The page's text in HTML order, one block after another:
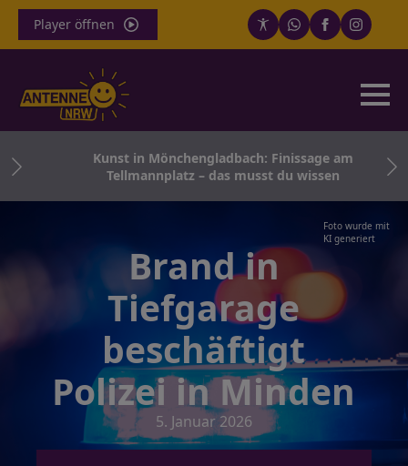
Player öffnen
Kunst in Mönchengladbach: Finissage am
Tellmannplatz – das musst du wissen
Foto wurde mit
KI generiert
Brand in
Tiefgarage
beschäftigt
Polizei in Minden
5. Januar 2026